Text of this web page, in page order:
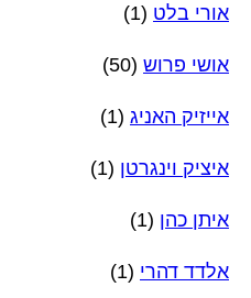
אורי בלט (1)
אושי פרוש (50)
אייזיק האניג (1)
איציק וינגרטן (1)
איתן כהן (1)
אלדד דהרי (1)